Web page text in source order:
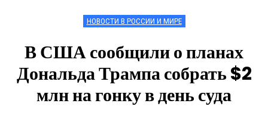
НОВОСТИ В РОССИИ И МИРЕ
В США сообщили о планах
Дональда Трампа собрать $2
млн на гонку в день суда